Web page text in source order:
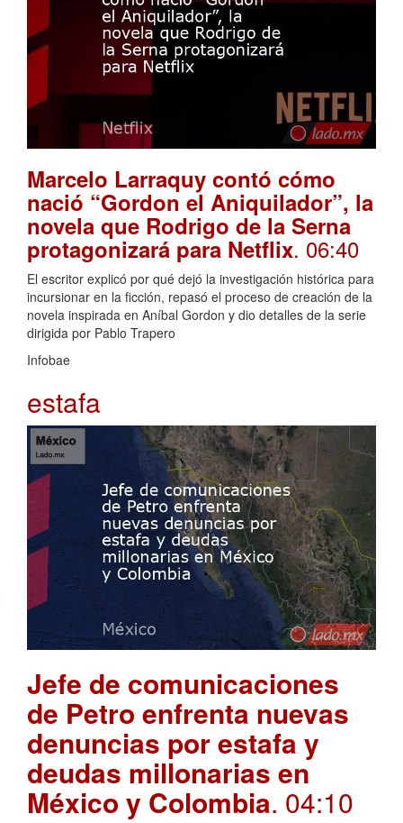
Marcelo Larraquy contó cómo
nació “Gordon el Aniquilador”, la
novela que Rodrigo de la Serna
protagonizará para Netflix. 06:40
El escritor explicó por qué dejó la investigación histórica para
incursionar en la ficción, repasó el proceso de creación de la
novela inspirada en Aníbal Gordon y dio detalles de la serie
dirigida por Pablo Trapero
Infobae
estafa
Jefe de comunicaciones
de Petro enfrenta nuevas
denuncias por estafa y
deudas millonarias en
México y Colombia. 04:10